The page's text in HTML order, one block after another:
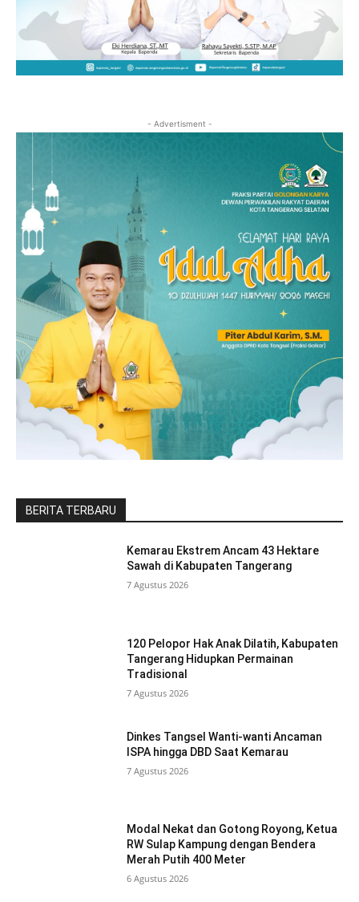
- Advertisment -
BERITA TERBARU
Kemarau Ekstrem Ancam 43 Hektare
Sawah di Kabupaten Tangerang
7 Agustus 2026
120 Pelopor Hak Anak Dilatih, Kabupaten
Tangerang Hidupkan Permainan
Tradisional
7 Agustus 2026
Dinkes Tangsel Wanti-wanti Ancaman
ISPA hingga DBD Saat Kemarau
7 Agustus 2026
Modal Nekat dan Gotong Royong, Ketua
RW Sulap Kampung dengan Bendera
Merah Putih 400 Meter
6 Agustus 2026